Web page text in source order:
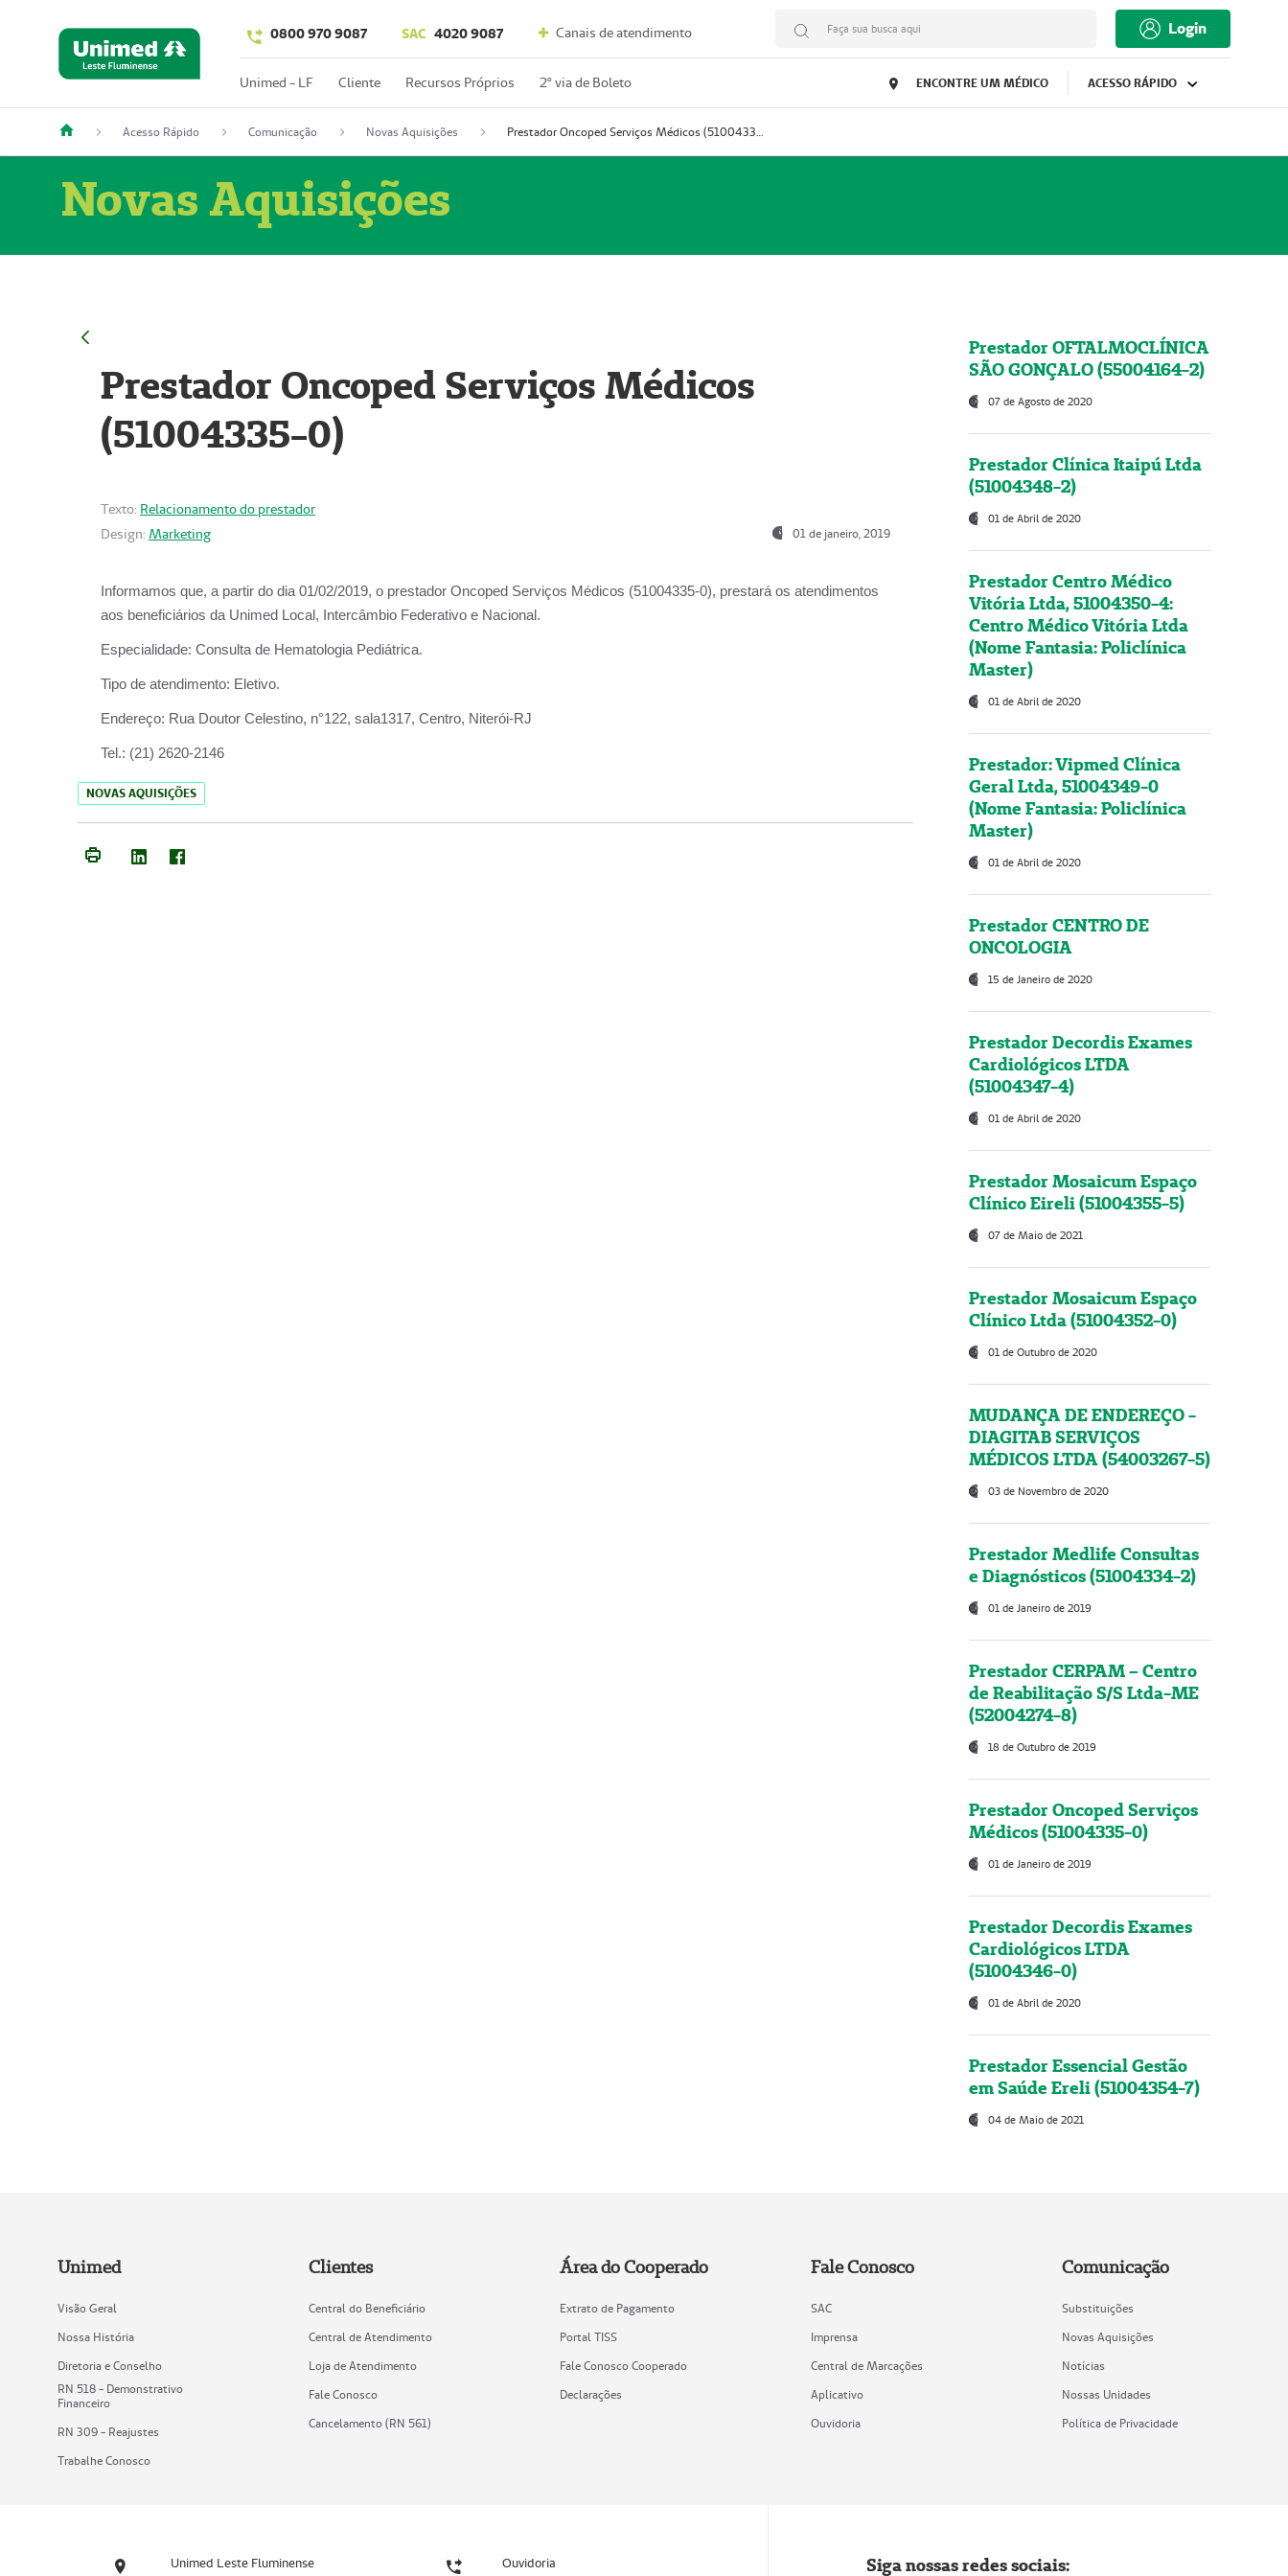
0800 970 9087 SAC 4020 9087 Canais de atendimento Faça sua busca aqui Login
Unimed - LF Cliente Recursos Próprios 2º via de Boleto ENCONTRE UM MÉDICO ACESSO RÁPIDO
Acesso Rápido Comunicação Novas Aquisições Prestador Oncoped Serviços Médicos (51004335-0)
Novas Aquisições
Prestador Oncoped Serviços Médicos
(51004335-0)
Texto: Relacionamento do prestador
Design: Marketing 01 de janeiro, 2019
Informamos que, a partir do dia 01/02/2019, o prestador Oncoped Serviços Médicos (51004335-0), prestará os atendimentos
aos beneficiários da Unimed Local, Intercâmbio Federativo e Nacional.
Especialidade: Consulta de Hematologia Pediátrica.
Tipo de atendimento: Eletivo.
Endereço: Rua Doutor Celestino, n°122, sala1317, Centro, Niterói-RJ
Tel.: (21) 2620-2146
NOVAS AQUISIÇÕES
Prestador OFTALMOCLÍNICA
SÃO GONÇALO (55004164-2)
07 de Agosto de 2020
Prestador Clínica Itaipú Ltda
(51004348-2)
01 de Abril de 2020
Prestador Centro Médico
Vitória Ltda, 51004350-4:
Centro Médico Vitória Ltda
(Nome Fantasia: Policlínica
Master)
01 de Abril de 2020
Prestador: Vipmed Clínica
Geral Ltda, 51004349-0
(Nome Fantasia: Policlínica
Master)
01 de Abril de 2020
Prestador CENTRO DE
ONCOLOGIA
15 de Janeiro de 2020
Prestador Decordis Exames
Cardiológicos LTDA
(51004347-4)
01 de Abril de 2020
Prestador Mosaicum Espaço
Clínico Eireli (51004355-5)
07 de Maio de 2021
Prestador Mosaicum Espaço
Clínico Ltda (51004352-0)
01 de Outubro de 2020
MUDANÇA DE ENDEREÇO -
DIAGITAB SERVIÇOS
MÉDICOS LTDA (54003267-5)
03 de Novembro de 2020
Prestador Medlife Consultas
e Diagnósticos (51004334-2)
01 de Janeiro de 2019
Prestador CERPAM – Centro
de Reabilitação S/S Ltda-ME
(52004274-8)
18 de Outubro de 2019
Prestador Oncoped Serviços
Médicos (51004335-0)
01 de Janeiro de 2019
Prestador Decordis Exames
Cardiológicos LTDA
(51004346-0)
01 de Abril de 2020
Prestador Essencial Gestão
em Saúde Ereli (51004354-7)
04 de Maio de 2021
Unimed
Visão Geral
Nossa História
Diretoria e Conselho
RN 518 - Demonstrativo
Financeiro
RN 309 - Reajustes
Trabalhe Conosco
Clientes
Central do Beneficiário
Central de Atendimento
Loja de Atendimento
Fale Conosco
Cancelamento (RN 561)
Área do Cooperado
Extrato de Pagamento
Portal TISS
Fale Conosco Cooperado
Declarações
Fale Conosco
SAC
Imprensa
Central de Marcações
Aplicativo
Ouvidoria
Comunicação
Substituições
Novas Aquisições
Notícias
Nossas Unidades
Política de Privacidade
Unimed Leste Fluminense Ouvidoria Siga nossas redes sociais: